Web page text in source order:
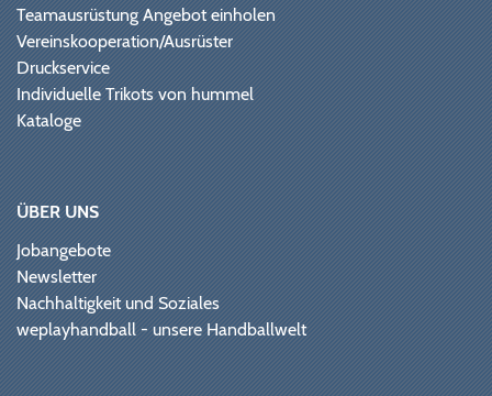
Teamausrüstung Angebot einholen
Vereinskooperation/Ausrüster
Druckservice
Individuelle Trikots von hummel
Kataloge
ÜBER UNS
Jobangebote
Newsletter
Nachhaltigkeit und Soziales
weplayhandball - unsere Handballwelt